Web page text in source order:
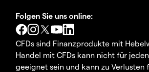
Folgen Sie uns online:
CFDs sind Finanzprodukte mit
Handel mit CFDs kann nicht für
geeignet sein und kann zu Verlusten